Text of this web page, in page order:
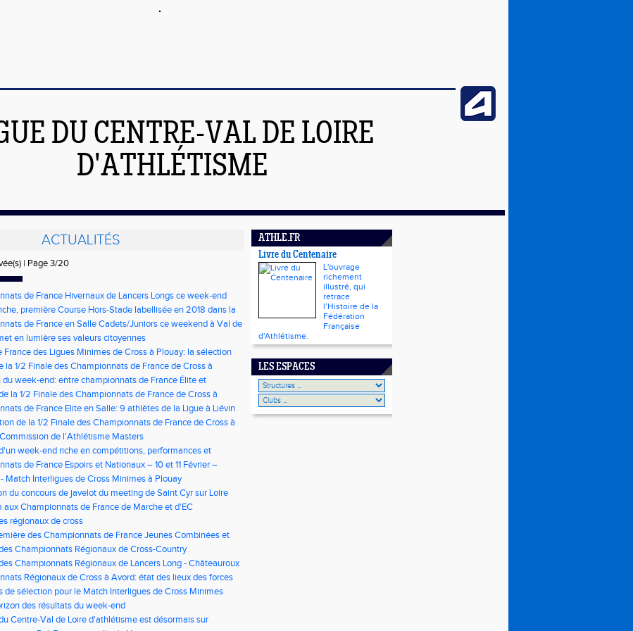
DU CENTRE-VAL DE LOIRE
D'ATHLÉTISME
ACTUALITÉS
| Page 3/20
de France Hivernaux de Lancers Longs ce week-end
première Course Hors-Stade labellisée en 2018 dans la
Val de Loire
de France en Salle Cadets/Juniors ce weekend à Val de
en lumière ses valeurs citoyennes
France des Ligues Minimes de Cross à Plouay: la sélection
la 1/2 Finale des Championnats de France de Cross à
du week-end: entre championnats de France Élite et
de triathlon
la 1/2 Finale des Championnats de France de Cross à
de France Elite en Salle: 9 athlètes de la Ligue à Liévin
de la 1/2 Finale des Championnats de France de Cross à
de l'Athlétisme Masters
week-end riche en compétitions, performances et
de France Espoirs et Nationaux – 10 et 11 Février –
- Match Interligues de Cross Minimes à Plouay
du concours de javelot du meeting de Saint Cyr sur Loire
aux Championnats de France de Marche et d'EC
régionaux de cross
des Championnats de France Jeunes Combinées et
Nationaux.
Championnats Régionaux de Cross-Country
Championnats Régionaux de Lancers Long - Châteauroux
Régionaux de Cross à Avord: état des lieux des forces
de sélection pour le Match Interligues de Cross Minimes
des résultats du week-end
Centre-Val de Loire d'athlétisme est désormais sur
ATHLE.FR
Livre du Centenaire
L'ouvrage
richement
illustré, qui
retrace
l’Histoire de la
Fédération
Française
d'Athlétisme.
LES ESPACES